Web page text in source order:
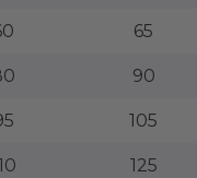
65
90
105
125